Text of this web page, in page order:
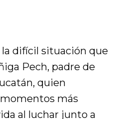
difícil situación que
Pech, padre de
quien
más
al luchar junto a